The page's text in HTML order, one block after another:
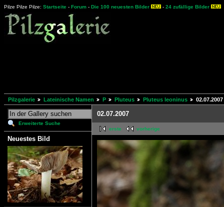
Pilze Pilze Pilze: Startseite - Forum - Die 100 neuesten Bilder - 24 zufällige Bilder
Pilzgalerie Lateinische Namen P Pluteus Pluteus leoninus 02.07.2007
Erweiterte Suche
Neuestes Bild
02.07.2007
erste vorherige